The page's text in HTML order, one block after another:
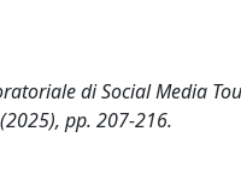
di Social Media
pp. 207-216.